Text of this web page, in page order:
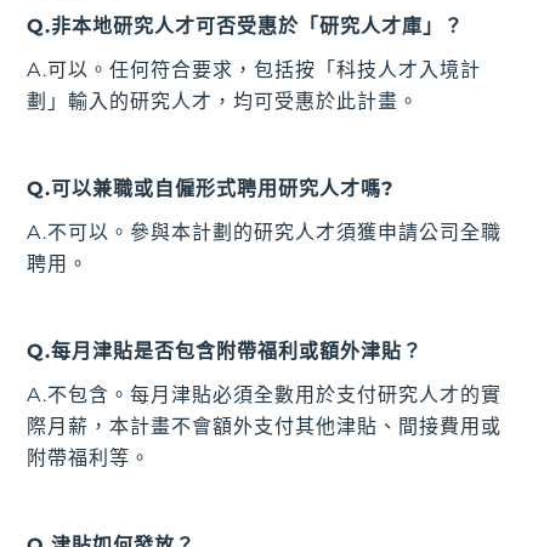
Q.非本地研究人才可否受惠於「研究人才庫」？
A.可以。任何符合要求，包括按「科技人才入境計
劃」輸入的研究人才，均可受惠於此計畫。
Q.可以兼職或自僱形式聘用研究人才嗎?
A.不可以。參與本計劃的研究人才須獲申請公司全職
聘用。
Q.每月津貼是否包含附帶福利或額外津貼？
A.不包含。每月津貼必須全數用於支付研究人才的實
際月薪，本計畫不會額外支付其他津貼、間接費用或
附帶福利等。